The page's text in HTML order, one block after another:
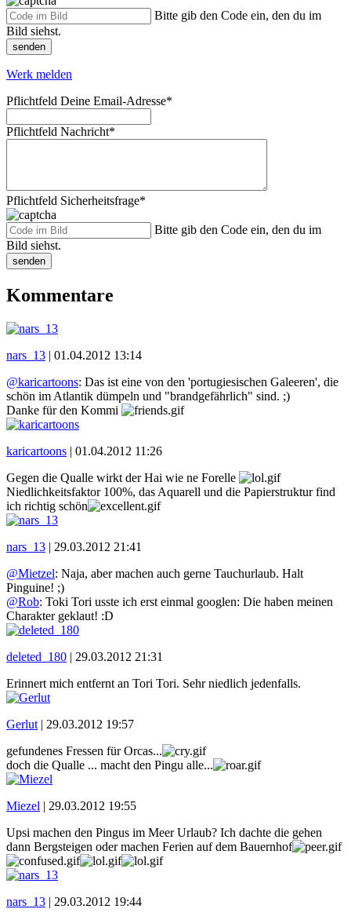
Bitte gib den Code ein, den du im
Bild siehst.
senden
Werk melden
Pflichtfeld Deine Email-Adresse*
Pflichtfeld Nachricht*
Pflichtfeld Sicherheitsfrage*
Bitte gib den Code ein, den du im
Bild siehst.
senden
Kommentare
nars_13 | 01.04.2012 13:14
@karicartoons: Das ist eine von den 'portugiesischen Galeeren', die
schön im Atlantik dümpeln und "brandgefährlich" sind. ;)
Danke für den Kommi
karicartoons | 01.04.2012 11:26
Gegen die Qualle wirkt der Hai wie ne Forelle
Niedlichkeitsfaktor 100%, das Aquarell und die Papierstruktur find
ich richtig schön
nars_13 | 29.03.2012 21:41
@Mietzel: Naja, aber machen auch gerne Tauchurlaub. Halt
Pinguine! ;)
@Rob: Toki Tori usste ich erst einmal googlen: Die haben meinen
Charakter geklaut! :D
deleted_180 | 29.03.2012 21:31
Erinnert mich entfernt an Tori Tori. Sehr niedlich jedenfalls.
Gerlut | 29.03.2012 19:57
gefundenes Fressen für Orcas...
doch die Qualle ... macht den Pingu alle...
Miezel | 29.03.2012 19:55
Upsi machen den Pingus im Meer Urlaub? Ich dachte die gehen
dann Bergsteigen oder machen Ferien auf dem Bauernhof
nars_13 | 29.03.2012 19:44